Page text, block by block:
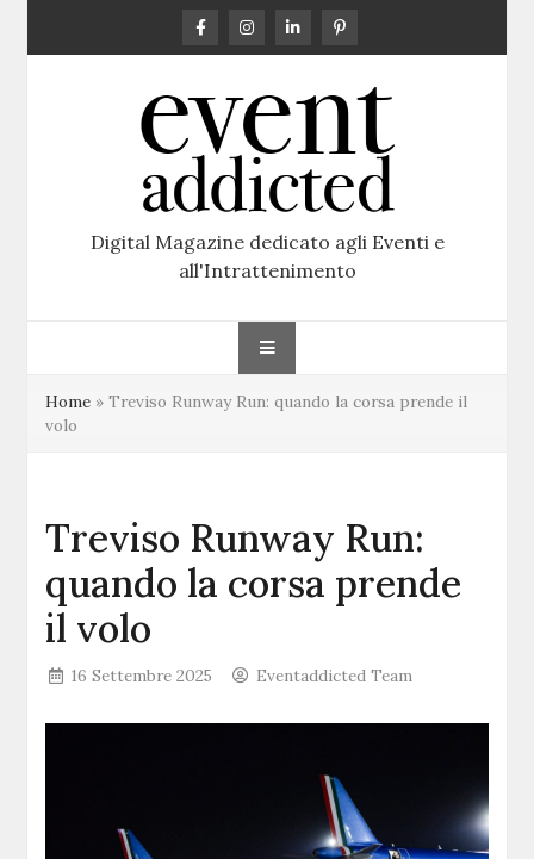
Digital Magazine dedicato agli Eventi e
all'Intrattenimento
Home »Treviso Runway Run: quando la corsa prende il
volo
Treviso Runway Run:
quando la corsa prende
il volo
16 Settembre 2025 Eventaddicted Team